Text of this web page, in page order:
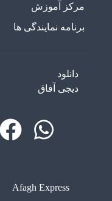
مرکز آموزش
برنامه نمایندگی ها
دانلود
دیجی آفاق
Afagh Express